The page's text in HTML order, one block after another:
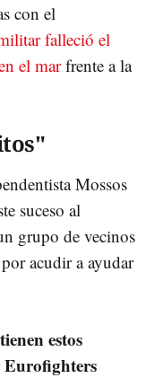
con el
falleció el
el marfrente a la
Mossos
suceso al
grupo de vecinos
acudir a ayudar
estos
Eurofighters